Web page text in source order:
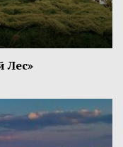
Лес»